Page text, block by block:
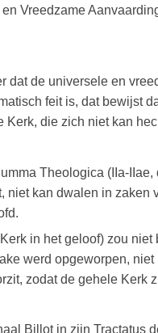
Vreedzame
dat de universele en
feit is, dat bewijst
die zich niet kan
Theologica (IIa-IIae,
niet kan dwalen in zaken
in het geloof) zou
werd opgeworpen,
zodat de gehele Kerk
Billot in zijn Tractatus